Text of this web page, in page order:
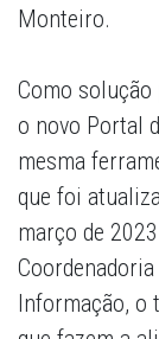
Monteiro.
Como
o novo Portal
mesma
que foi
março de
Informação, o